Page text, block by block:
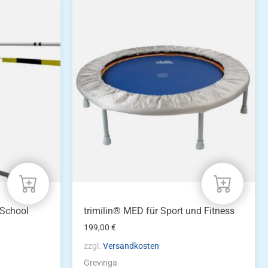
trimilin® MED für Sport und Fitness
199,00€
zzgl.Versandkosten
Grevinga